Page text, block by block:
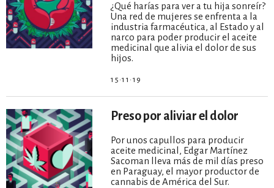
¿Qué harías para ver a tu hija sonreír?
Una red de mujeres se enfrenta a la
industria farmacéutica, al Estado y al
narco para poder producir el aceite
medicinal que alivia el dolor de sus
hijos.
15·11·19
Preso por aliviar el dolor
Por unos capullos para producir
aceite medicinal, Edgar Martínez
Sacoman lleva más de mil días preso
en Paraguay, el mayor productor de
cannabis de América del Sur.